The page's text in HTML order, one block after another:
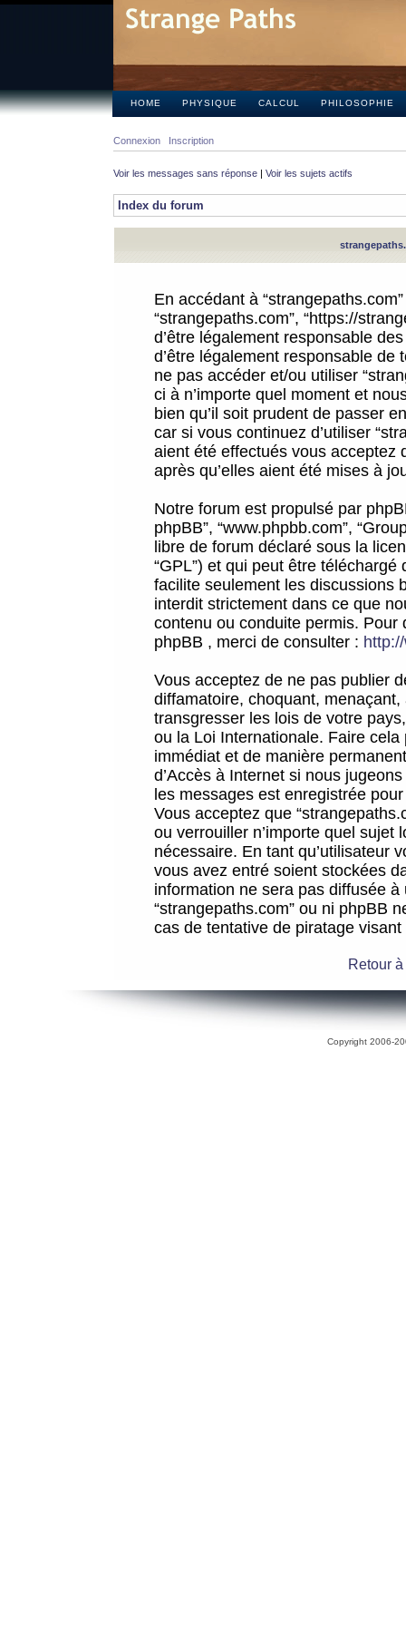
HOME PHYSIQUE CALCUL PHILOSOPHIE
Connexion Inscription
Voir les messages sans réponse | Voir les sujets actifs
Index du forum
En accédant à
“strangepaths.com”, “https://
d’être légalement responsable
d’être légalement responsable
ne pas accéder et/ou utiliser
ci à n’importe quel moment et
bien qu’il soit prudent de passer
car si vous continuez d’utiliser
aient été effectués vous acceptez
après qu’elles aient été mises à
Notre forum est propulsé par
phpBB”, “www.phpbb.com”,
libre de forum déclaré sous la
“GPL”) et qui peut être téléchargé
facilite seulement les discussions
interdit strictement dans ce que
contenu ou conduite permis.
phpBB , merci de consulter :
Vous acceptez de ne pas publier
diffamatoire, choquant,
transgresser les lois de votre
ou la Loi Internationale. Faire
immédiat et de manière
d’Accès à Internet si nous
les messages est enregistrée
Vous acceptez que
ou verrouiller n’importe quel sujet
nécessaire. En tant qu’utilisateur
vous avez entré soient stockées
information ne sera pas diffusée
“strangepaths.com” ou ni phpBB
cas de tentative de piratage
Retour
Copyright 2006-